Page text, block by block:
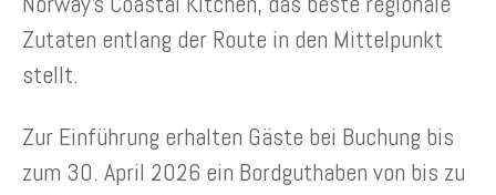
Zutaten entlang der Route in den Mittelpunkt
stellt.
Zur Einführung erhalten Gäste bei Buchung bis
zum 30. April 2026 ein Bordguthaben von bis zu